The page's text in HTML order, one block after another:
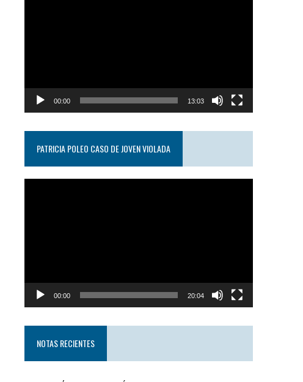
00:00 13:03
PATRICIA POLEO CASO DE JOVEN VIOLADA
00:00 20:04
NOTAS RECIENTES